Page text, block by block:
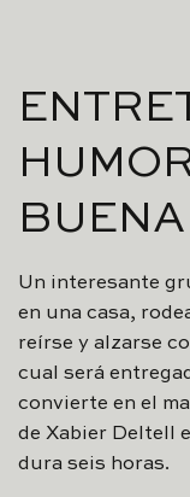
Un interesante
en una casa,
reírse y alzarse
cual será
convierte en el
de Xabier Deltell
dura seis horas.